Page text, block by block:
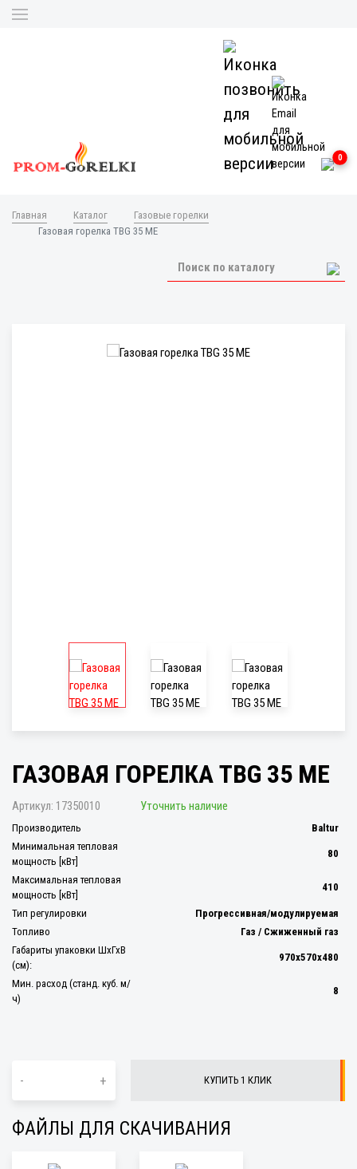
0
Главная Каталог
Газовые горелки
Газовая горелка TBG 35 ME
ГАЗОВАЯ ГОРЕЛКА TBG 35 ME
Артикул: 17350010 Уточнить наличие
Производитель
Baltur
Минимальная тепловая
мощность [кВт]
80
Максимальная тепловая
мощность [кВт]
410
Тип регулировки
Прогрессивная/модулируемая
Топливо
Газ / Сжиженный газ
Габариты упаковки ШхГхВ
(см):
970x570x480
Мин. расход (станд. куб. м/
ч)
8
- + КУПИТЬ 1 КЛИК
ФАЙЛЫ ДЛЯ СКАЧИВАНИЯ